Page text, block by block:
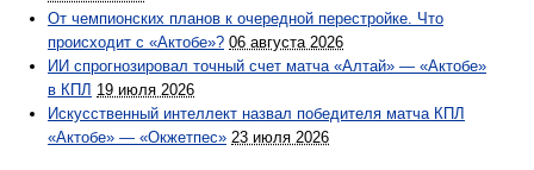
От чемпионских планов к очередной перестройке. Что
происходит с «Актобе»? 06 августа 2026
ИИ спрогнозировал точный счет матча «Алтай» — «Актобе»
в КПЛ 19 июля 2026
Искусственный интеллект назвал победителя матча КПЛ
«Актобе» — «Окжетпес» 23 июля 2026